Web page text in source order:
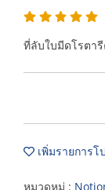
ที่ลับใบมีดโรตา
เพิ่มรายการโ
หมวดหมู่ :